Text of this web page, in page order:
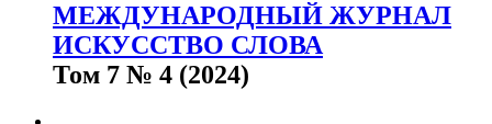
МЕЖДУНАРОДНЫЙ ЖУРНАЛ
ИСКУССТВО СЛОВА
Том 7 № 4 (2024)